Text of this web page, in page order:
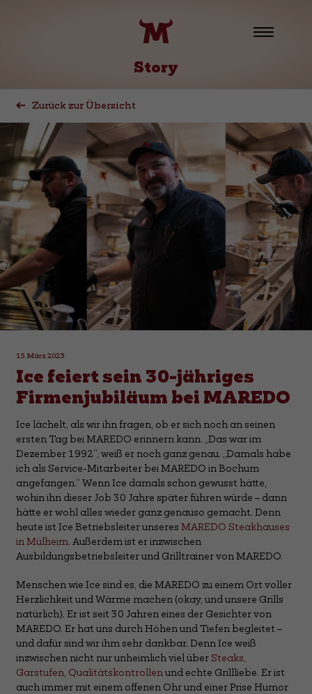
Story
Zurück zur Übersicht
15. März 2023
Ice feiert sein 30-jähriges
Firmenjubiläum bei MAREDO
Ice lächelt, als wir ihn fragen, ob er sich noch an seinen
ersten Tag bei MAREDO erinnern kann. „Das war im
Dezember 1992“, weiß er noch ganz genau. „Damals habe
ich als Service-Mitarbeiter bei MAREDO in Bochum
angefangen.“ Wenn Ice damals schon gewusst hätte,
wohin ihn dieser Job 30 Jahre später führen würde – dann
hätte er wohl alles wieder ganz genauso gemacht. Denn
heute ist Ice Betriebsleiter unseres MAREDO Steakhauses
in Mülheim. Außerdem ist er inzwischen
Ausbildungsbetriebsleiter und Grilltrainer von MAREDO.
Menschen wie Ice sind es, die MAREDO zu einem Ort voller
Herzlichkeit und Wärme machen (okay, und unsere Grills
natürlich). Er ist seit 30 Jahren eines der Gesichter von
MAREDO. Er hat uns durch Höhen und Tiefen begleitet –
und dafür sind wir ihm sehr dankbar. Denn Ice weiß
inzwischen nicht nur unheimlich viel über Steaks,
Garstufen, Qualitätskontrollenund echte Grillliebe. Er ist
auch immer mit einem offenen Ohr und einer Prise Humor